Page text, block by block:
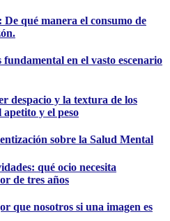
De qué manera el consumo de
en el vasto escenario
despacio y la textura de los
y el peso
sobre la Salud Mental
qué ocio necesita
de tres años
que nosotros si una imagen es